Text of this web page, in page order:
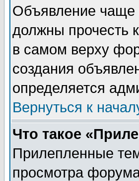
Объявление чаще
должны прочесть
в самом верху
создания
определяется
Вернуться к
Что такое
Прилепленные
просмотра